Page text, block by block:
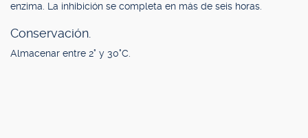
enzima. La inhibición se completa en más de seis horas.
Conservación.
Almacenar entre 2° y 30°C.